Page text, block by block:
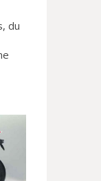
du